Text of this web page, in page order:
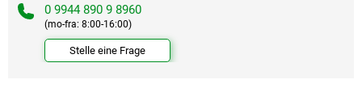
0 9944 890 9 8960
(mo-fra: 8:00-16:00)
Stelle eine Frage